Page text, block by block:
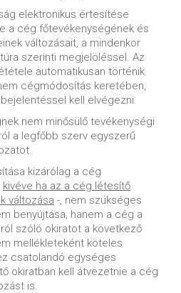
elektronikus értesítése
a cég főtevékenységének és
változásait, a mindenkor
szerinti megjelöléssel. Az
automatikusan történik
cégmódosítás keretében,
kell elvégezni.
nem minősülő tevékenységi
a legfőbb szerv egyszerű
kizárólag a cég
kivéve ha az a cég létesítő
változása -, nem szükséges
benyújtása, hanem a cég a
szóló okiratot a következő
mellékleteként köteles
csatolandó egységes
okiratban kell átvezetnie a cég
is.